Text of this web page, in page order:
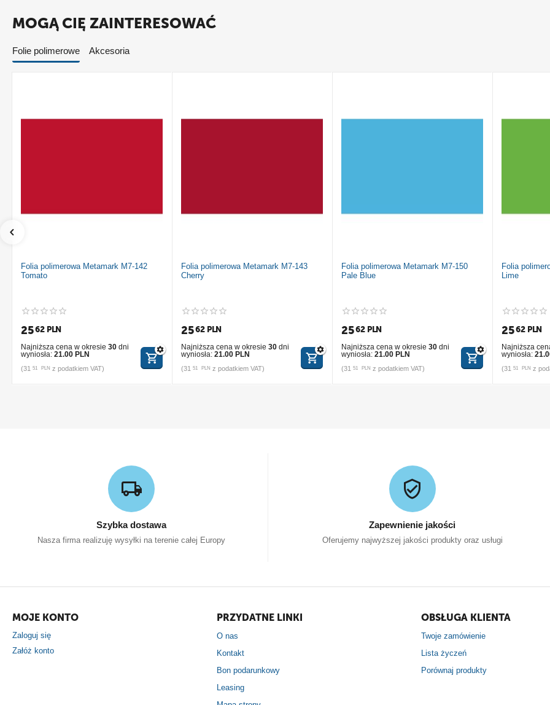
MOGĄ CIĘ ZAINTERESOWAĆ
Folie polimerowe Akcesoria
Folia polimerowa Metamark M7-142
Tomato
2562 PLN
Najniższa cena w okresie 30 dni
wyniosła: 21.00 PLN
(31 51 PLN z podatkiem VAT)
Folia polimerowa Metamark M7-143
Cherry
2562 PLN
Najniższa cena w okresie 30 dni
wyniosła: 21.00 PLN
(31 51 PLN z podatkiem VAT)
Folia polimerowa Metamark M7-150
Pale Blue
2562 PLN
Najniższa cena w okresie 30 dni
wyniosła: 21.00 PLN
(31 51 PLN z podatkiem VAT)
Folia
Lime
2562 PLN
Najniższa
wyniosła:
(31 51 PLN z
Szybka dostawa
Nasza firma realizuję wysyłki na terenie całej Europy
Zapewnienie jakości
Oferujemy najwyższej jakości produkty oraz usługi
MOJE KONTO
Zaloguj się
Załóż konto
PRZYDATNE LINKI
O nas
Kontakt
Bon podarunkowy
Leasing
OBSŁUGA KLIENTA
Twoje zamówienie
Lista życzeń
Porównaj produkty